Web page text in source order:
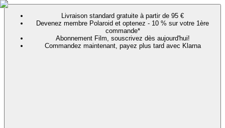
Livraison standard gratuite à partir de 95 €
Devenez membre Polaroid et optenez - 10 % sur votre 1ère
commande*
Abonnement Film, souscrivez dès aujourd'hui!
Commandez maintenant, payez plus tard avec Klarna